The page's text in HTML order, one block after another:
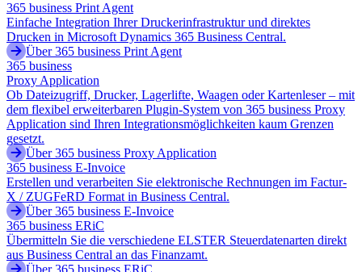
365 business Print Agent
Einfache Integration Ihrer Druckerinfrastruktur und direktes
Drucken in Microsoft Dynamics 365 Business Central.
Über 365 business Print Agent
365 business
Proxy Application
Ob Dateizugriff, Drucker, Lagerlifte, Waagen oder Kartenleser – mit
dem flexibel erweiterbaren Plugin-System von 365 business Proxy
Application sind Ihren Integrationsmöglichkeiten kaum Grenzen
gesetzt.
Über 365 business Proxy Application
365 business E-Invoice
Erstellen und verarbeiten Sie elektronische Rechnungen im Factur-
X / ZUGFeRD Format in Business Central.
Über 365 business E-Invoice
365 business ERiC
Übermitteln Sie die verschiedene ELSTER Steuerdatenarten direkt
aus Business Central an das Finanzamt.